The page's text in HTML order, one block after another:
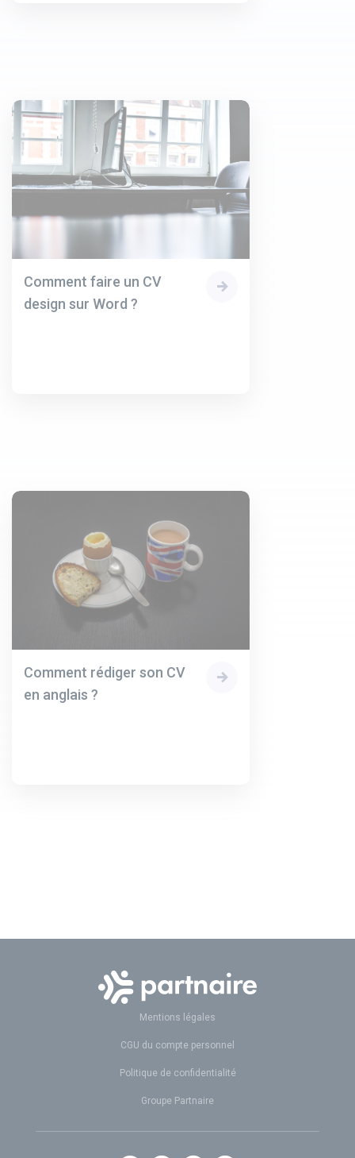
Comment faire un CV
design sur Word ?
Comment rédiger son CV
en anglais ?
Mentions légales
CGU du compte personnel
Politique de confidentialité
Groupe Partnaire